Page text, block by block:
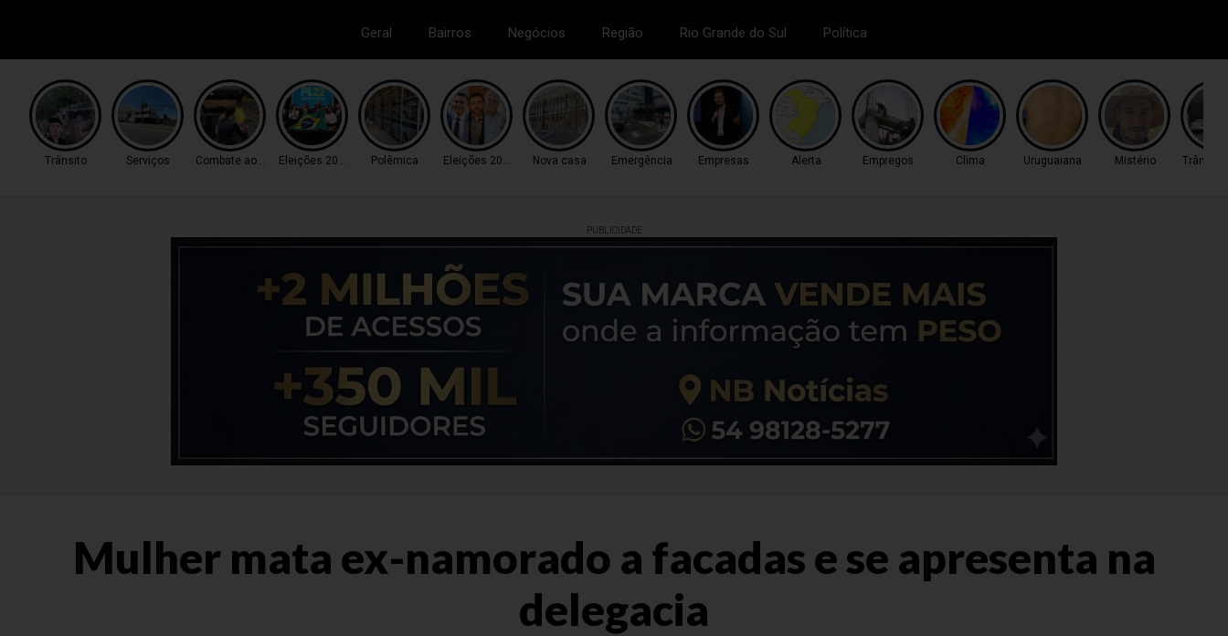
Geral Bairros Negócios Região Rio Grande do Sul Política
Trânsito Serviços Combate ao TráficoEleições 2026 Polêmica Eleições 2026 Nova casa Emergência Empresas Alerta Empregos Clima Uruguaiana Mistério Trânsito
PUBLICIDADE
Mulher mata ex-namorado a facadas e se apresenta na
delegacia